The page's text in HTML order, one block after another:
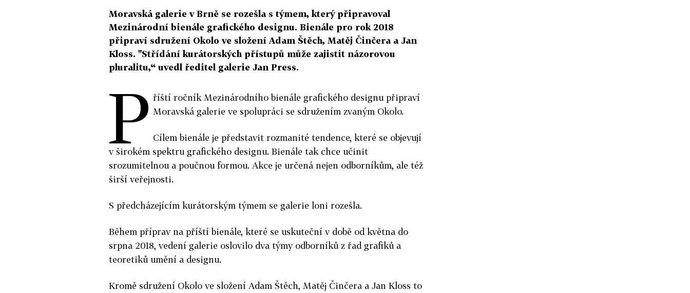
Moravská galerie v Brně se rozešla s týmem, který připravoval
Mezinárodní bienále grafického designu. Bienále pro rok 2018
připraví sdružení Okolo ve složení Adam Štěch, Matěj Činčera a Jan
Kloss. "Střídání kurátorských přístupů může zajistit názorovou
pluralitu,“ uvedl ředitel galerie Jan Press.
P říští ročník Mezinárodního bienále grafického designu připraví
Moravská galerie ve spolupráci se sdružením zvaným Okolo.
Cílem bienále je představit rozmanité tendence, které se objevují
v širokém spektru grafického designu. Bienále tak chce učinit
srozumitelnou a poučnou formou. Akce je určená nejen odborníkům, ale též
širší veřejnosti.
S předcházejícím kurátorským týmem se galerie loni rozešla.
Během příprav na příští bienále, které se uskuteční v době od května do
srpna 2018, vedení galerie oslovilo dva týmy odborníků z řad grafiků a
teoretiků umění a designu.
Kromě sdružení Okolo ve složení Adam Štěch, Matěj Činčera a Jan Kloss to